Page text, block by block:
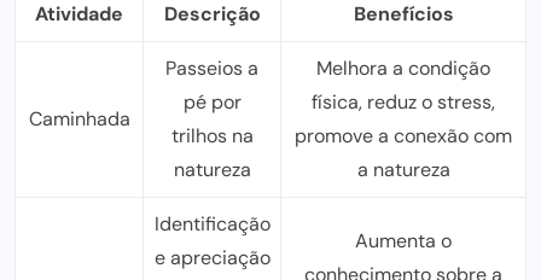
Atividade Descrição Benefícios
Caminhada
Passeios a
pé por
trilhos na
natureza
Melhora a condição
física, reduz o stress,
promove a conexão com
a natureza
Identificação
e apreciação
Aumenta o
conhecimento sobre a